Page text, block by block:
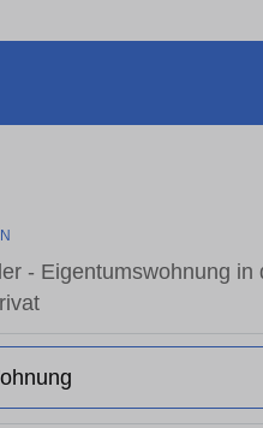
- Eigentumswohnung in